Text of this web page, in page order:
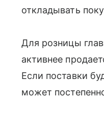
откладывать
Для розницы
активнее
Если поставки
может